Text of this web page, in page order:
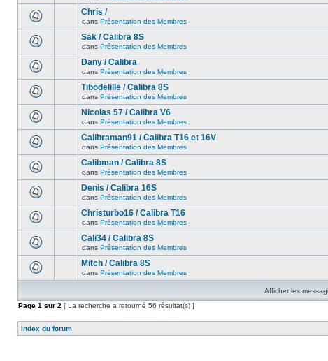
Chris /
dans Présentation des Membres
Sak / Calibra 8S
dans Présentation des Membres
Dany / Calibra
dans Présentation des Membres
Tibodelille / Calibra 8S
dans Présentation des Membres
Nicolas 57 / Calibra V6
dans Présentation des Membres
Calibraman91 / Calibra T16 et 16V
dans Présentation des Membres
Calibman / Calibra 8S
dans Présentation des Membres
Denis / Calibra 16S
dans Présentation des Membres
Christurbo16 / Calibra T16
dans Présentation des Membres
Cali34 / Calibra 8S
dans Présentation des Membres
Mitch / Calibra 8S
dans Présentation des Membres
Afficher les
Page 1 sur 2 [ La recherche a retourné 56 résultat(s) ]
Index du forum